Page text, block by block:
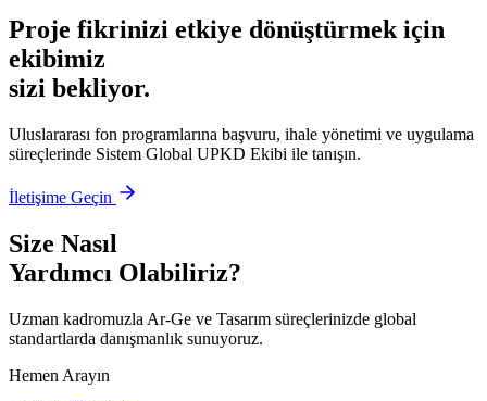
Proje fikrinizi etkiye dönüştürmek için
ekibimiz
sizi bekliyor.
Uluslararası fon programlarına başvuru, ihale yönetimi ve uygulama
süreçlerinde Sistem Global UPKD Ekibi ile tanışın.
İletişime Geçin
Size Nasıl
Yardımcı Olabiliriz?
Uzman kadromuzla Ar-Ge ve Tasarım süreçlerinizde global
standartlarda danışmanlık sunuyoruz.
Hemen Arayın